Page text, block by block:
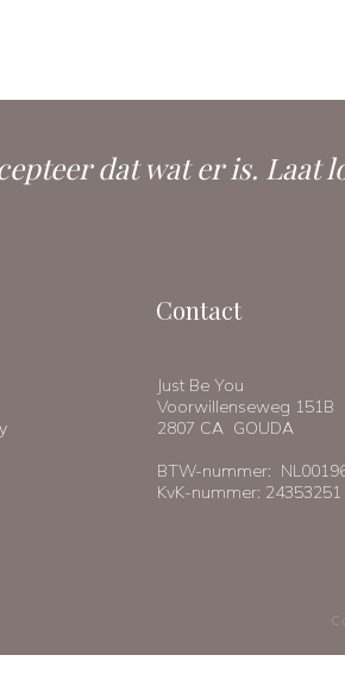
dat wat er is. Laat
Contact
Just Be You
Voorwillenseweg 151B
2807 CA GOUDA
BTW-nummer:
KvK-nummer: 24353251